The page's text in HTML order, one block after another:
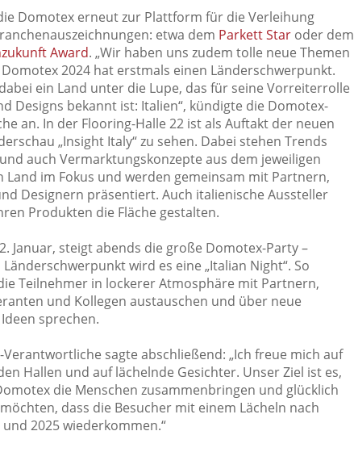
Domotex erneut zur Plattform für die Verleihung
etwa dem Parkett Star oder dem
Award. „Wir haben uns zudem tolle neue Themen
2024 hat erstmals einen Länderschwerpunkt.
ein Land unter die Lupe, das für seine Vorreiterrolle
Designs bekannt ist: Italien“, kündigte die Domotex-
an. In der Flooring-Halle 22 ist als Auftakt der neuen
„Insight Italy“ zu sehen. Dabei stehen Trends
auch Vermarktungskonzepte aus dem jeweiligen
Land im Fokus und werden gemeinsam mit Partnern,
Designern präsentiert. Auch italienische Aussteller
Produkten die Fläche gestalten.
Januar, steigt abends die große Domotex-Party –
wird es eine „Italian Night“. So
Teilnehmer in lockerer Atmosphäre mit Partnern,
und Kollegen austauschen und über neue
sprechen.
sagte abschließend: „Ich freue mich auf
Hallen und auf lächelnde Gesichter. Unser Ziel ist es,
die Menschen zusammenbringen und glücklich
dass die Besucher mit einem Lächeln nach
2025 wiederkommen.“